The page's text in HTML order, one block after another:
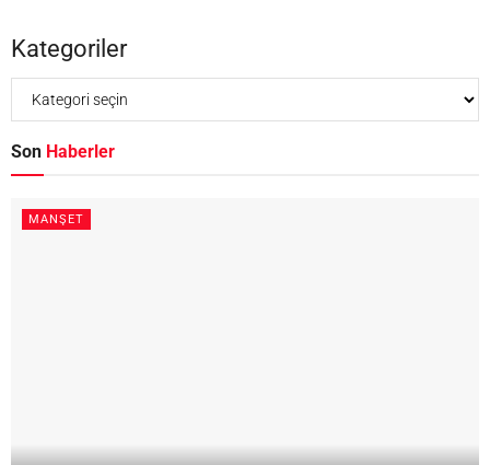
Kategoriler
Son Haberler
MANŞET